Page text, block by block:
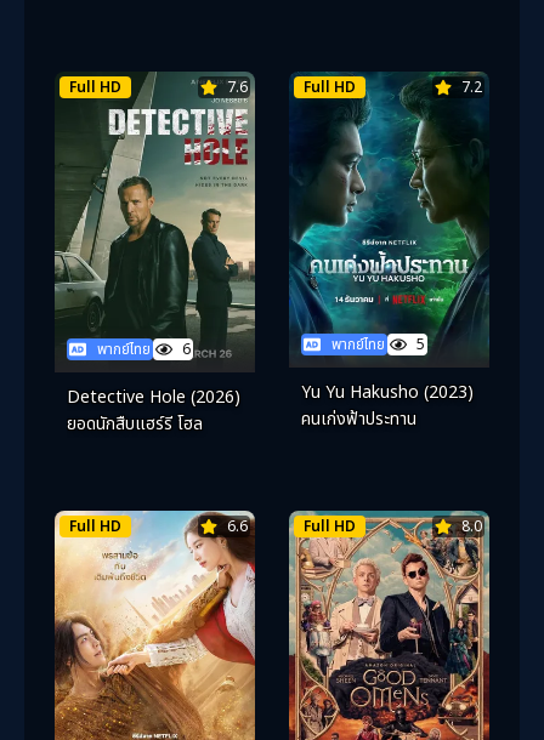
Full HD 7.6
พากย์ไทย 6
Detective Hole (2026)
ยอดนักสืบแฮร์รี โฮล
Full HD 7.2
พากย์ไทย 5
Yu Yu Hakusho (2023)
คนเก่งฟ้าประทาน
Full HD 6.6 Full HD 8.0